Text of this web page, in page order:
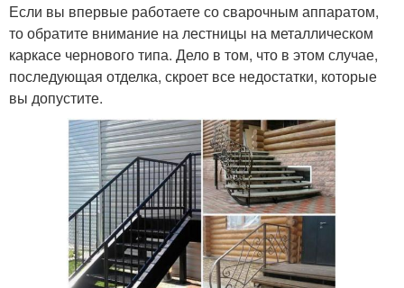
Если вы впервые работаете со сварочным аппаратом,
то обратите внимание на лестницы на металлическом
каркасе чернового типа. Дело в том, что в этом случае,
последующая отделка, скроет все недостатки, которые
вы допустите.